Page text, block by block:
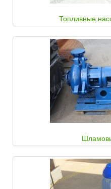
Топливные